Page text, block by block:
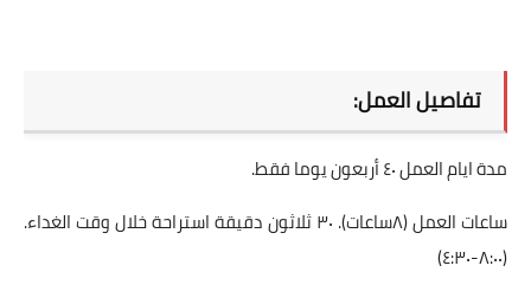
تفاصيل العمل:
مدة ايام العمل ٤٠ أربعون يوما فقط.
ساعات العمل (٨ساعات). ٣٠ ثلاثون دقيقة استراحة خلال وقت الغداء.
(٨:٠٠-٤:٣٠)